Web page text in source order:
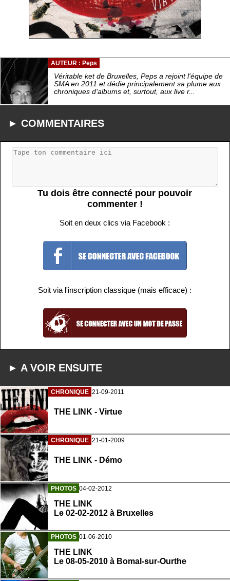
AUTEUR : Peps
Véritable ket de Bruxelles, Peps a rejoint l'équipe de
SMA en 2011 et dédie principalement sa plume aux
chroniques d'albums et, surtout, aux live r...
► COMMENTAIRES
Tu dois être connecté pour pouvoir
commenter !
Soit en deux clics via Facebook :
Soit via l'inscription classique (mais efficace) :
► A VOIR ENSUITE
CHRONIQUE 21-09-2011
THE LINK - Virtue
CHRONIQUE 21-01-2009
THE LINK - Démo
PHOTOS 04-02-2012
THE LINK
Le 02-02-2012 à Bruxelles
PHOTOS 01-06-2010
THE LINK
Le 08-05-2010 à Bomal-sur-Ourthe